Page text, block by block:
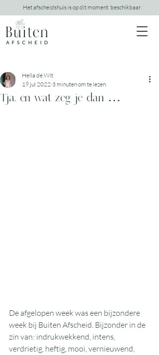
Het afscheidshuis is op dit moment beschikbaar.
Tja, en wat zeg je dan …
Hella de Wit
19 jul 2022 3 minuten om te lezen
De afgelopen week was een bijzondere
week bij Buiten Afscheid. Bijzonder in de
zin van: indrukwekkend, intens,
verdrietig, heftig, mooi, vernieuwend,